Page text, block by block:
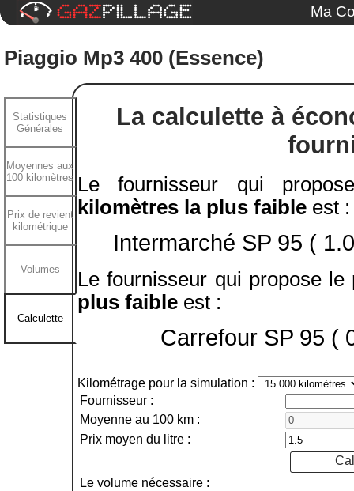
Ma
Piaggio Mp3 400 (Essence)
La calculette à
Le fournisseur qui
kilomètres la plus faible est :
Intermarché SP 95 (
Le fournisseur qui propose le
plus faible est :
Carrefour SP 95 (
Kilométrage pour la simulation :
Fournisseur :
Moyenne au 100 km :
Prix moyen du litre :
Le volume nécessaire :
Statistiques
Générales
Moyennes aux
100 kilomètres
Prix de revient
kilométrique
Volumes
Calculette